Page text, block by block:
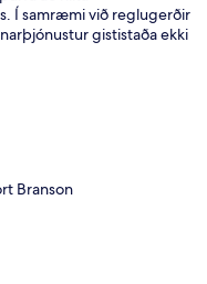
Í samræmi við reglugerðir
gististaða ekki
Branson